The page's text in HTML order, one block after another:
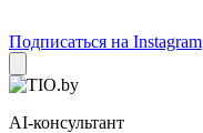
Подписаться на Instagram
AI-консультант